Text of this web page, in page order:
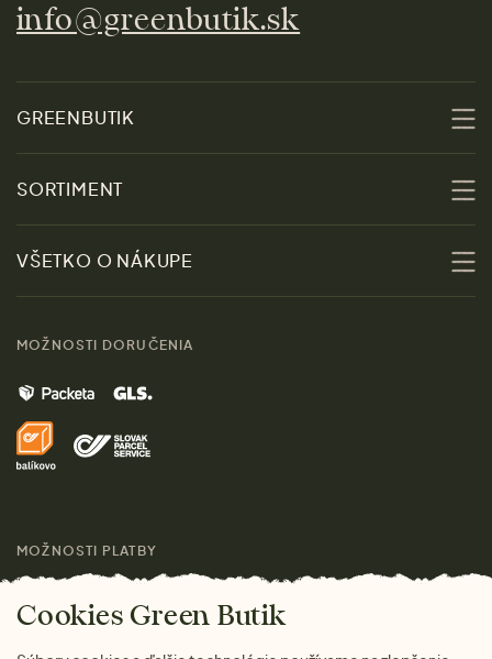
info@greenbutik.sk
GREENBUTIK
Udržateľnosť
Kontakt
Značky
Pre médiá
SORTIMENT
Zľavy
Ženy
Muži
Domov
Darčeky
VŠETKO O NÁKUPE
Doprava a platba
MOŽNOSTI DORUČENIA
MOŽNOSTI PLATBY
Cookies Green Butik